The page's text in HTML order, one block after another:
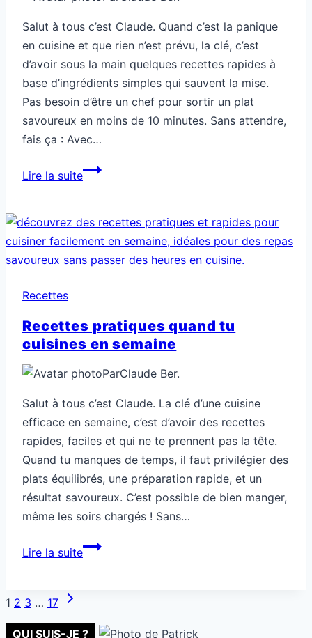
Salut à tous c’est Claude. Quand c’est la panique
en cuisine et que rien n’est prévu, la clé, c’est
d’avoir sous la main quelques recettes rapides à
base d’ingrédients simples qui sauvent la mise.
Pas besoin d’être un chef pour sortir un plat
savoureux en moins de 10 minutes. Sans attendre,
fais ça : Avec…
Lire la suiteRecettes
rien
n’est
prévu
Recettes
Recettes pratiques quand tu
cuisines en semaine
ParClaude Ber.
Salut à tous c’est Claude. La clé d’une cuisine
efficace en semaine, c’est d’avoir des recettes
rapides, faciles et qui ne te prennent pas la tête.
Quand tu manques de temps, il faut privilégier des
plats équilibrés, une préparation rapide, et un
résultat savoureux. C’est possible de bien manger,
même les soirs chargés ! Sans…
Lire la suiteRecettes
cuisines
Navigation
page
1 2 3 … 17
Page
QUI SUIS-JE ?